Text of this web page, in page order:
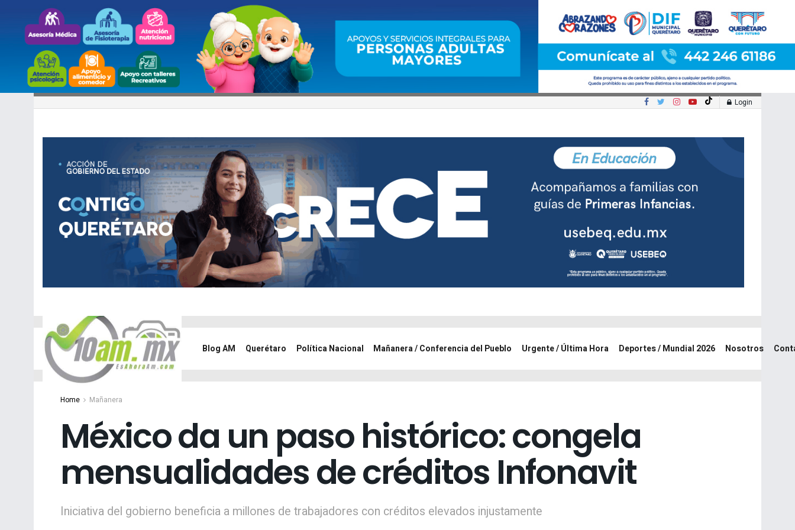
Login
Blog AM Querétaro Política Nacional Mañanera / Conferencia del Pueblo Urgente / Última Hora Deportes / Mundial 2026 Nosotros
Home Mañanera
México da un paso histórico: congela
mensualidades de créditos Infonavit
Iniciativa del gobierno beneficia a millones de trabajadores con créditos elevados injustamente